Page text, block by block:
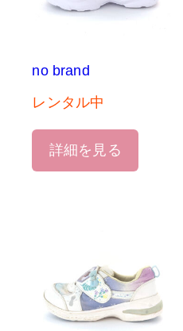
no brand
レンタル中
詳細を見る